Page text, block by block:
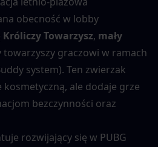
obecność w lobby
Króliczy Towarzysz, mały
towarzyszy graczowi w ramach
system). Ten zwierzak
kosmetyczną, ale dodaje grze
bezczynności oraz
rozwijający się w PUBG